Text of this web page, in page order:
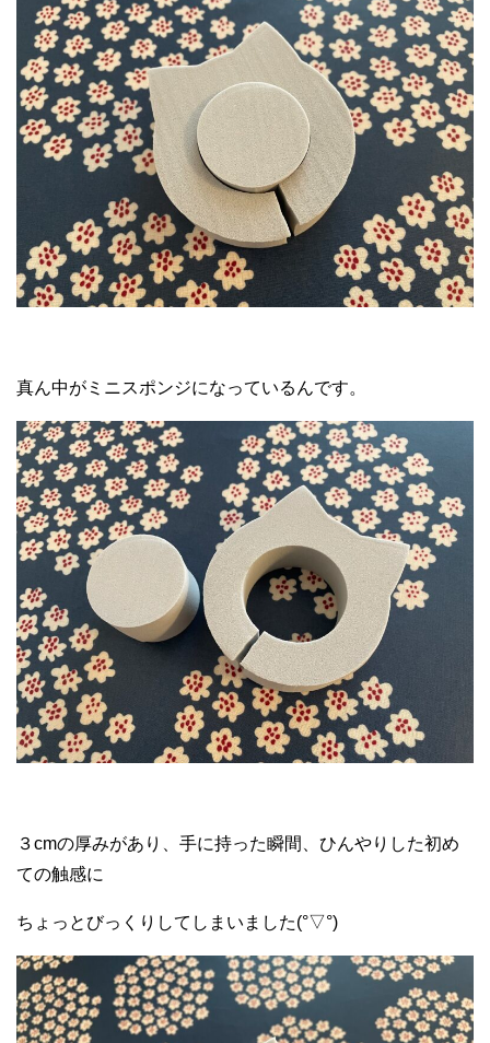
真ん中がミニスポンジになっているんです。
３cmの厚みがあり、手に持った瞬間、ひんやりした初め
ての触感に
ちょっとびっくりしてしまいました(°▽°)